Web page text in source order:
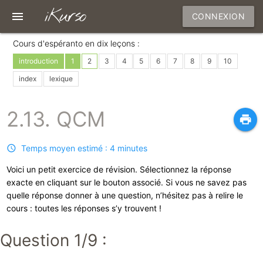
iKurso
menu CONNEXION
Cours d'espéranto en dix leçons :
introduction 1 2 3 4 5 6 7 8 9
10
index
lexique
print
2.13. QCM
Temps moyen estimé : 4 minutes
Voici un petit exercice de révision. Sélectionnez la réponse
exacte en cliquant sur le bouton associé. Si vous ne savez pas
quelle réponse donner à une question, n’hésitez pas à relire le
cours : toutes les réponses s’y trouvent !
Question 1/9 :